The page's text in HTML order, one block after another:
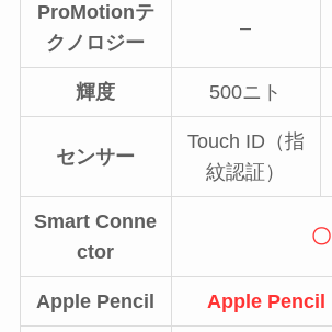
ProMotionテ
クノロジー
–
輝度 500ニト
センサー
Touch ID（指
紋認証）
Smart Conne
ctor
〇
Apple Pencil Apple Pencil